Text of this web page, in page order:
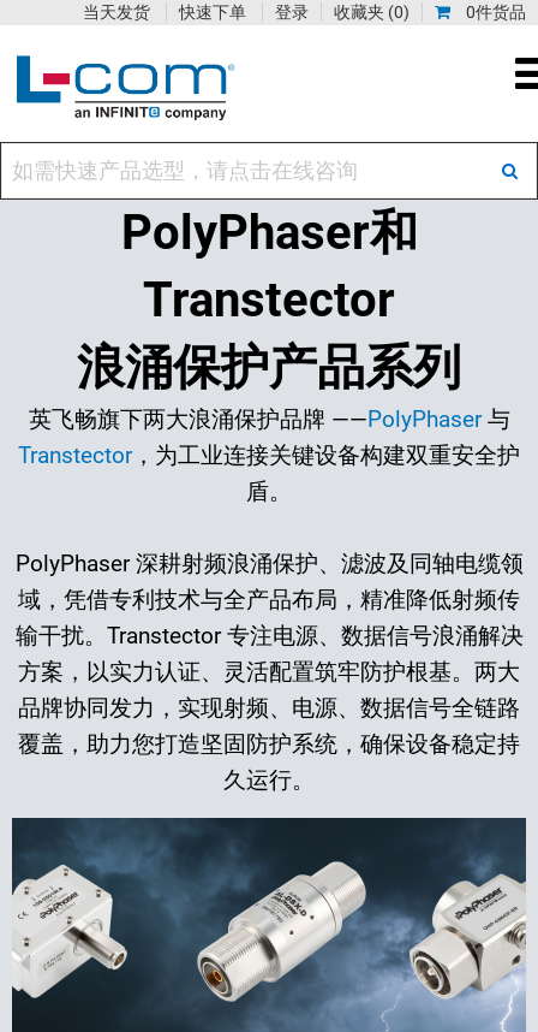
0件货品
收藏夹 (0)
当天发货 快速下单 登录
PolyPhaser和
Transtector
浪涌保护产品系列
英飞畅旗下两大浪涌保护品牌 ——PolyPhaser与
Transtector，为工业连接关键设备构建双重安全护
盾。
PolyPhaser 深耕射频浪涌保护、滤波及同轴电缆领
域，凭借专利技术与全产品布局，精准降低射频传
输干扰。Transtector 专注电源、数据信号浪涌解决
方案，以实力认证、灵活配置筑牢防护根基。两大
品牌协同发力，实现射频、电源、数据信号全链路
覆盖，助力您打造坚固防护系统，确保设备稳定持
久运行。